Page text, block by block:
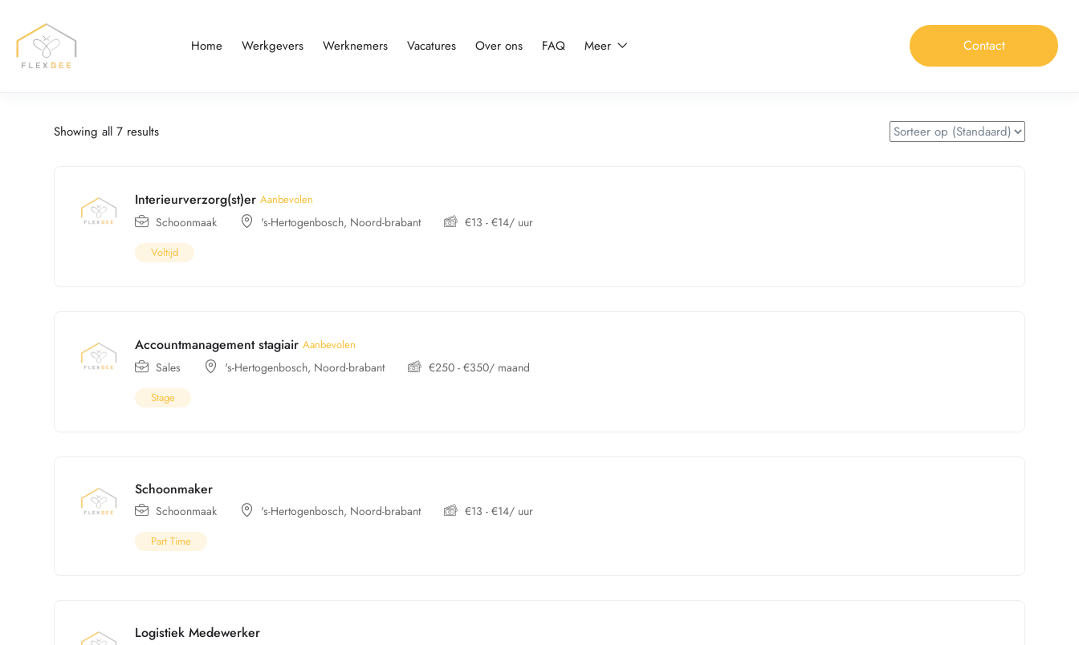
Home Werkgevers Werknemers Vacatures Over ons FAQ Meer Contact
Showing all 7 results
Interieurverzorg(st)er Aanbevolen
Schoonmaak 's-Hertogenbosch, Noord-brabant €13 - €14/ uur
Voltijd
Accountmanagement stagiair Aanbevolen
Sales 's-Hertogenbosch, Noord-brabant €250 - €350/ maand
Stage
Schoonmaker
Schoonmaak 's-Hertogenbosch, Noord-brabant €13 - €14/ uur
Part Time
Logistiek Medewerker